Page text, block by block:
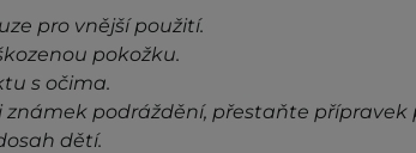
pro vnější použití.
pokožku.
s očima.
známek podráždění, přestaňte přípravek
dětí.